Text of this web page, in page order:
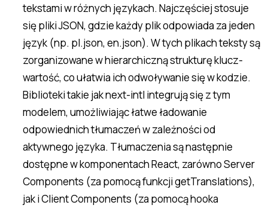
tekstami w różnych językach. Najczęściej stosuje
się pliki JSON, gdzie każdy plik odpowiada za jeden
język (np. pl.json, en.json). W tych plikach teksty są
zorganizowane w hierarchiczną strukturę klucz-
wartość, co ułatwia ich odwoływanie się w kodzie.
Biblioteki takie jak next-intl integrują się z tym
modelem, umożliwiając łatwe ładowanie
odpowiednich tłumaczeń w zależności od
aktywnego języka. Tłumaczenia są następnie
dostępne w komponentach React, zarówno Server
Components (za pomocą funkcji getTranslations),
jak i Client Components (za pomocą hooka